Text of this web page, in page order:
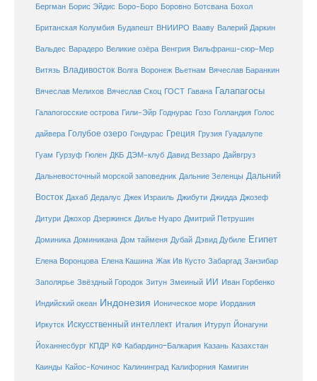
Бергман Борис Эйдис Боро-Боро Боровно Ботсвана Бохол
Британская Колумбия Будапешт ВНИИРО Вааву Валерий Даркин
Вальдес Варадеро Великие озёра Венгрия Вильфранш-сюр-Мер
Витязь Владивосток Волга Воронеж Вьетнам Вячеслав Баранкин
Вячеслав Мелихов Вячеслав Скоц ГОСТ Гавана Галапагосы
Галапогосские острова Гили-Эйр Годнурас Гозо Голландия Голос
дайвера Голубое озеро Гондурас Греция Грузия Гуадалупе
Гуам Гурзуф Гюлен ДКБ ДЭМ-клуб Давид Веззаро Дайвгруз
Дальневосточный морской заповедник Дальние Зеленцы Дальний
Восток Дахаб Дедалус Джек Израиль Джибути Джидда Джозеф
Дитури Джохор Дзержинск Дилье Нуаро Дмитрий Петрушин
Доминика Доминикана Дом тайменя Дубай Дэвид Дубиле Египет
Елена Воронцова Елена Кашина Жак Ив Кусто Забаргад Занзибар
Заполярье Звёздный Городок Зитун Змеиный ИИ Иван Горбенко
Индийский океан Индонезия Ионическое море Иордания
Иркутск Искусственный интеллект Италия Итуруп Йонагуни
Йоханнесбург КПДР КФ Кабардино-Балкария Казань Казахстан
Каинды Кайос-Кочинос Калининград Калифорния Камигин